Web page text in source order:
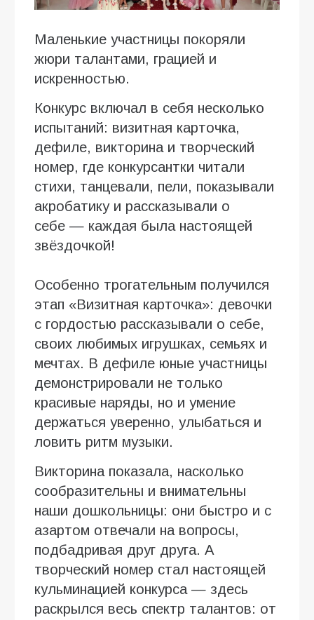
Маленькие участницы покоряли
жюри талантами, грацией и
искренностью.
Конкурс включал в себя несколько
испытаний: визитная карточка,
дефиле, викторина и творческий
номер, где конкурсантки читали
стихи, танцевали, пели, показывали
акробатику и рассказывали о
себе — каждая была настоящей
звёздочкой!
Особенно трогательным получился
этап «Визитная карточка»: девочки
с гордостью рассказывали о себе,
своих любимых игрушках, семьях и
мечтах. В дефиле юные участницы
демонстрировали не только
красивые наряды, но и умение
держаться уверенно, улыбаться и
ловить ритм музыки.
Викторина показала, насколько
сообразительны и внимательны
наши дошкольницы: они быстро и с
азартом отвечали на вопросы,
подбадривая друг друга. А
творческий номер стал настоящей
кульминацией конкурса — здесь
раскрылся весь спектр талантов: от